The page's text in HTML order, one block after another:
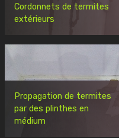
Cordonnets de termites
extérieurs
Propagation de termites
par des plinthes en
médium